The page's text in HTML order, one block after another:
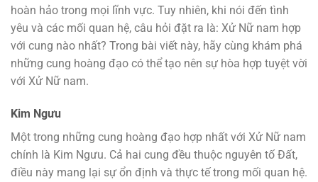
hoàn hảo trong mọi lĩnh vực. Tuy nhiên, khi nói đến tình
yêu và các mối quan hệ, câu hỏi đặt ra là: Xử Nữ nam hợp
với cung nào nhất? Trong bài viết này, hãy cùng khám phá
những cung hoàng đạo có thể tạo nên sự hòa hợp tuyệt vời
với Xử Nữ nam.
Kim Ngưu
Một trong những cung hoàng đạo hợp nhất với Xử Nữ nam
chính là Kim Ngưu. Cả hai cung đều thuộc nguyên tố Đất,
điều này mang lại sự ổn định và thực tế trong mối quan hệ.